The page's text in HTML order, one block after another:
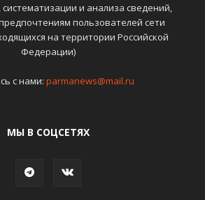
и анализа сведений,
пользователей сети
на территории Российской
Федерации)
с нами: parmanews@mail.ru
МЫ В СОЦСЕТЯХ